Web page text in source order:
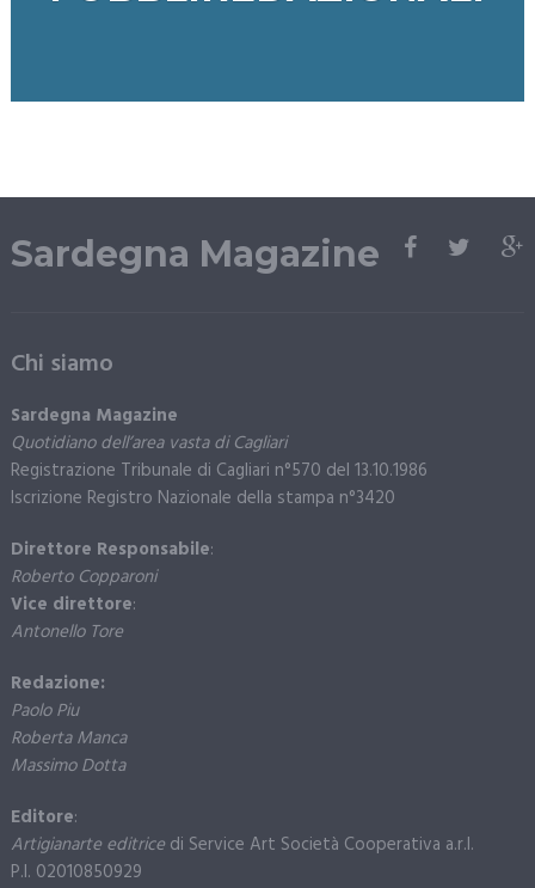
Sardegna Magazine
Chi siamo
Sardegna Magazine
Quotidiano dell’area vasta di Cagliari
Registrazione Tribunale di Cagliari n°570 del 13.10.1986
Iscrizione Registro Nazionale della stampa n°3420
Direttore Responsabile:
Roberto Copparoni
Vice direttore:
Antonello Tore
Redazione:
Paolo Piu
Roberta Manca
Massimo Dotta
Editore:
Artigianarte editricedi Service Art Società Cooperativa a.r.l.
P.I. 02010850929